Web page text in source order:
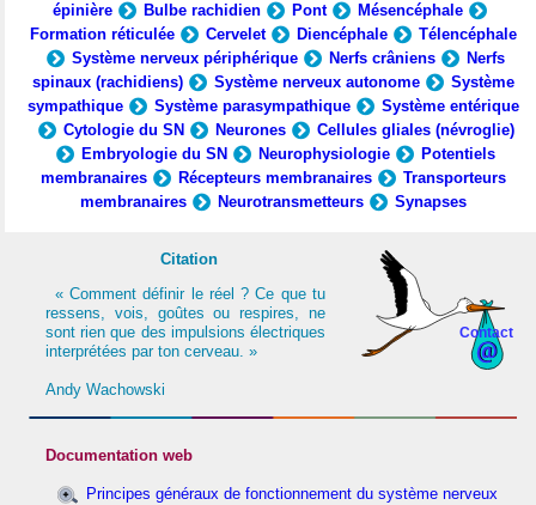
épinière
Bulbe rachidien Pont
Mésencéphale
Formation réticulée
Cervelet Diencéphale
Télencéphale
Système nerveux périphérique
Nerfs crâniens
Nerfs
spinaux (rachidiens)
Système nerveux autonome
Système
sympathique
Système parasympathique
Système entérique
Cytologie du SN
Neurones
Cellules gliales (névroglie)
Embryologie du SN
Neurophysiologie
Potentiels
membranaires
Récepteurs membranaires
Transporteurs
membranaires
Neurotransmetteurs Synapses
Contact
Citation
« Comment définir le réel ? Ce que tu
ressens, vois, goûtes ou respires, ne
sont rien que des impulsions électriques
interprétées par ton cerveau. »
Andy Wachowski
Documentation web
Principes généraux de fonctionnement du système nerveux